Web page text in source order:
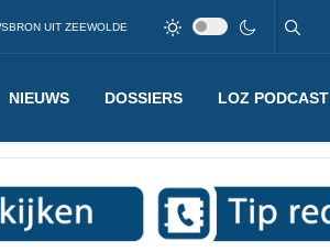
UIT ZEEWOLDE
NIEUWS DOSSIERS LOZ PODCAST